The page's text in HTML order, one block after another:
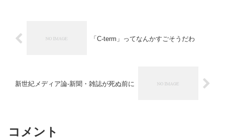
「C-term」ってなんかすごそうだわ
新世紀メディア論-新聞・雑誌が死ぬ前に
コメント